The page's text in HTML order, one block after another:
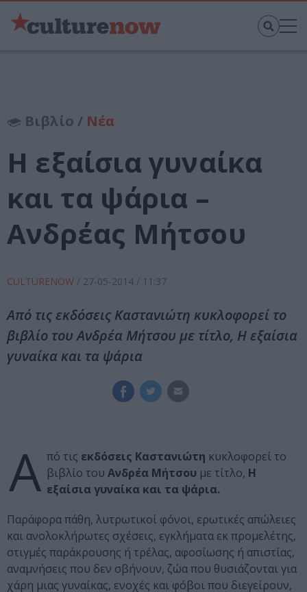
Βιβλίο / Νέα
Η εξαίσια γυναίκα
και τα ψάρια –
Ανδρέας Μήτσου
CULTURENOW / 27-05-2014 / 11:37
Από τις εκδόσεις Καστανιώτη κυκλοφορεί το
βιβλίο του Ανδρέα Μήτσου με τίτλο, Η εξαίσια
γυναίκα και τα ψάρια
Α πό τις εκδόσεις Καστανιώτη κυκλοφορεί το
βιβλίο του Ανδρέα Μήτσου με τίτλο, Η
εξαίσια γυναίκα και τα ψάρια.
Παράφορα πάθη, λυτρωτικοί φόνοι, ερωτικές απώλειες
και ανολοκλήρωτες σχέσεις, εγκλήματα εκ προμελέτης,
στιγμές παράκρουσης ή τρέλας, αφοσίωσης ή απιστίας,
αναμνήσεις που δεν σβήνουν, ζώα που θυσιάζονται για
χάρη μιας γυναίκας, ενοχές και φόβοι που διεγείρουν,